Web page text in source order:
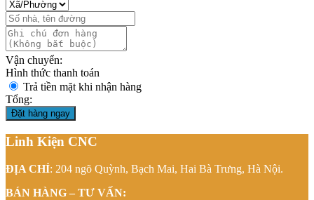
Vận chuyển:
Hình thức thanh toán
Trả tiền mặt khi nhận hàng
Tổng:
Đặt hàng ngay
Linh Kiện CNC
ĐỊA CHỈ: 204 ngõ Quỳnh, Bạch Mai, Hai Bà Trưng, Hà Nội.
BÁN HÀNG – TƯ VẤN: